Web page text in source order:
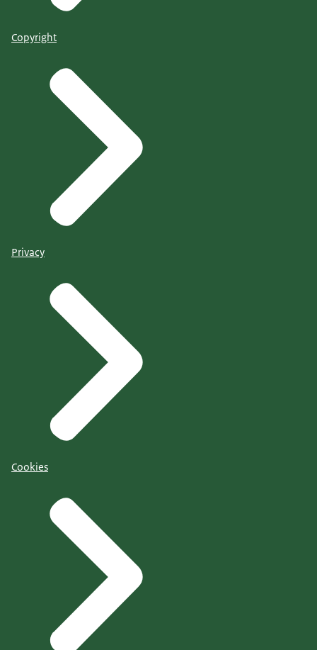
Copyright
Privacy
Cookies